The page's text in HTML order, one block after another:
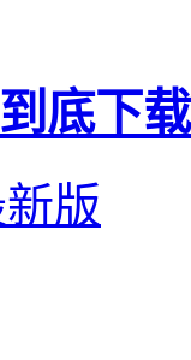
底下
版